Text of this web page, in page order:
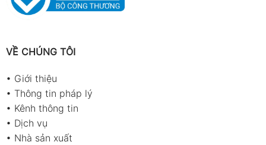
VỀ CHÚNG TÔI
• Giới thiệu
• Thông tin pháp lý
• Kênh thông tin
• Dịch vụ
• Nhà sản xuất